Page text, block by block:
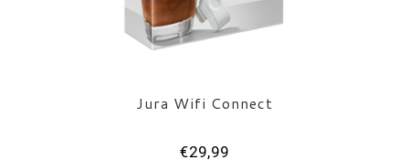
Jura Wifi Connect
€29,99